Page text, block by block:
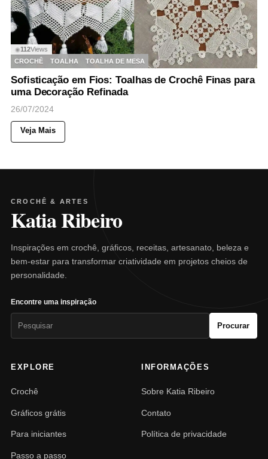
◉112Views
CROCHÊ
TOALHA TOALHA DE MESA
Sofisticação em Fios: Toalhas de Crochê Finas para
uma Decoração Refinada
26/07/2024
Veja Mais
CROCHÊ & ARTES
Katia Ribeiro
Inspirações em crochê, gráficos, receitas, artesanato, beleza e
bem-estar para transformar criatividade em projetos cheios de
personalidade.
Encontre uma inspiração
Procurar
EXPLORE
Crochê
Gráficos grátis
Para iniciantes
Passo a passo
INFORMAÇÕES
Sobre Katia Ribeiro
Contato
Política de privacidade